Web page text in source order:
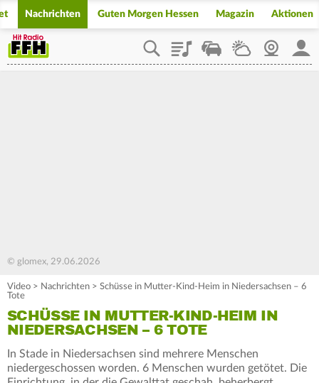
Nachrichten Guten Morgen Hessen Magazin Aktionen
PlaylistStaupilotWetterWebcam
© glomex, 29.06.2026
Video > Nachrichten > Schüsse in Mutter-Kind-Heim in Niedersachsen – 6
Tote
SCHÜSSE IN MUTTER-KIND-HEIM IN
NIEDERSACHSEN – 6 TOTE
In Stade in Niedersachsen sind mehrere Menschen
niedergeschossen worden. 6 Menschen wurden getötet. Die